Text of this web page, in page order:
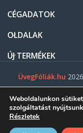
CÉGADATOK
OLDALAK
ÚJ TERMÉKEK
ÜvegFóliák.hu
Weboldalunkon
szolgáltatást
Részletek